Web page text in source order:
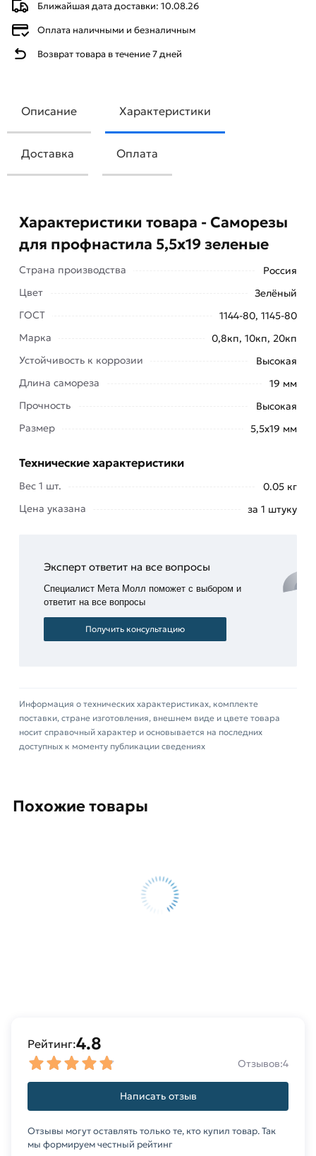
Ближайшая дата доставки: 10.08.26
Оплата наличными и безналичным
Возврат товара в течение 7 дней
Описание Характеристики
Доставка Оплата
Саморезы для профнастила 5,5х19 зеленые для
собой и крепления поликарбоната на кровлю.
цветной головкой (палитра RAL), сверловидным
наконечником, укомплектованные шайбой с
резиновой прокладкой, для крепления
кровельных материалов, металлочерепицы,
профнастила и т.д. к деревянной обрешетке.
выглядеть очень привлекательно.
Для приобретения данной позиции, кликните
мышкой«Добавить в корзину»или нажмите на
«Быстрый заказ». Также можете купить
профнастила 5,5х19 зеленые из категории
Саморезы для профнастиладействительны в
Москве и области. Наши профессиональные
менеджеры обработают заказ и свяжутся с Вами
Данний товар от производителя ОАО
(наличие чека обязательно).
Характеристики товара - Саморезы
для профнастила 5,5х19 зеленые
Страна производства
Россия
Цвет
Зелёный
ГОСТ
1144-80, 1145-80
Марка
0,8кп, 10кп, 20кп
Устойчивость к коррозии
Высокая
Длина самореза
19 мм
Прочность
Высокая
Размер
5,5х19 мм
Технические характеристики
Вес 1 шт.
0.05 кг
Цена указана
за 1 штуку
Эксперт ответит на все вопросы
Специалист Мета Молл поможет с выбором и
ответит на все вопросы
Получить консультацию
Информация о технических характеристиках, комплекте
поставки, стране изготовления, внешнем виде и цвете товара
носит справочный характер и основывается на последних
доступных к моменту публикации сведениях
Похожие товары
Рейтинг:4.8
Отзывов:4
Написать отзыв
Отзывы могут оставлять только те, кто купил товар. Так
мы формируем честный рейтинг